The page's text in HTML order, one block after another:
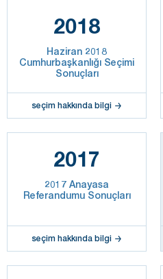
2018
Haziran 2018
Cumhurbaşkanlığı Seçimi
Sonuçları
seçim hakkında bilgi
2017
2017 Anayasa
Referandumu Sonuçları
seçim hakkında bilgi